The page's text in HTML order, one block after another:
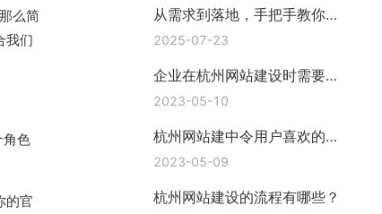
么简
我们
角色
的官
从需求到落地，手把手教你挑
对网站建站公司—上海互橙建
2025-07-23
企业在杭州网站建设时需要准
备哪些资料?
2023-05-10
杭州网站建中令用户喜欢的功
能有哪些
2023-05-09
杭州网站建设的流程有哪些？